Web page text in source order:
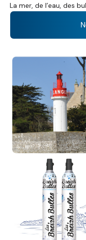
La mer, de l’eau, des